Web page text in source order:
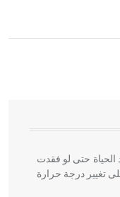
التي ارتبطت
خاصة، حيث يحرص
الحياة حتى لو فقدت
تغيير درجة حرارة